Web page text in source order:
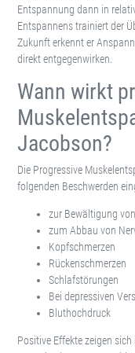
Entspannung dann in
Entspannens trainiert der
Zukunft erkennt er
direkt entgegenwirken.
Wann wirkt
Jacobson?
Die Progressive
folgenden Beschwerden
zur Bewältigung
zum Abbau von
Kopfschmerzen
Rückenschmerzen
Schlafstörungen
Bei depressiven
Bluthochdruck
Positive Effekte zeigen